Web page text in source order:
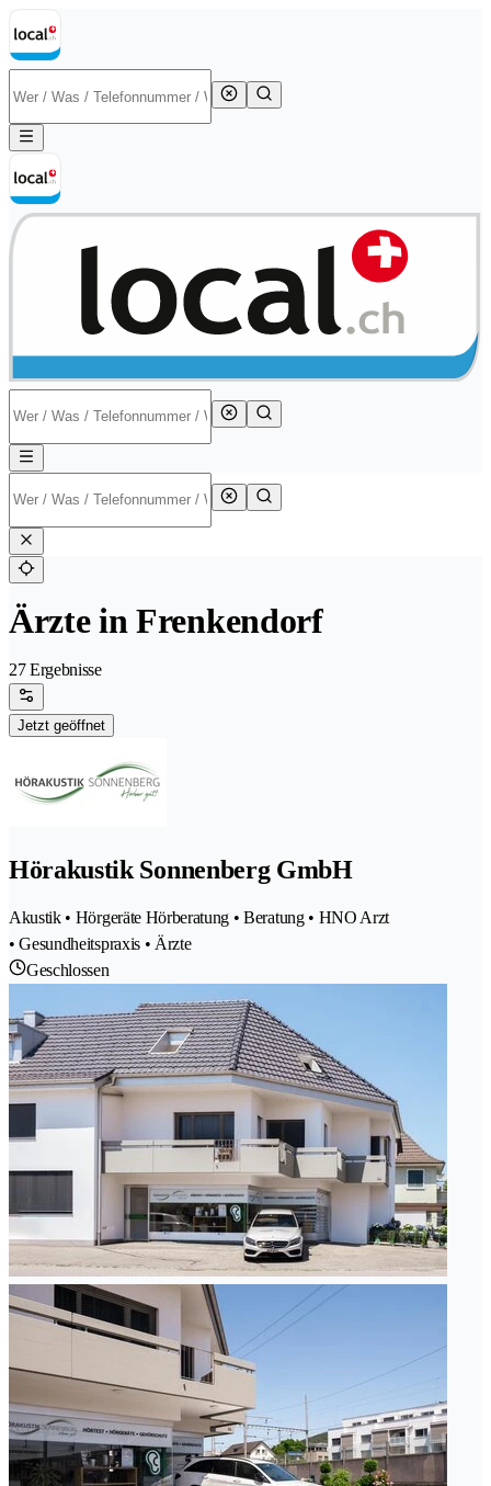
Ärzte in Frenkendorf
27 Ergebnisse
Jetzt geöffnet
Hörakustik Sonnenberg GmbH
Akustik • Hörgeräte Hörberatung • Beratung • HNO Arzt
• Gesundheitspraxis • Ärzte
Geschlossen